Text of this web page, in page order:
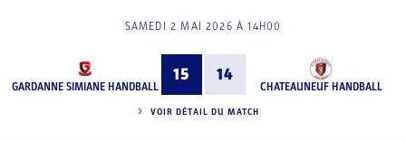
SAMEDI 2 MAI 2026 À 14H00
GARDANNE SIMIANE HANDBALL
15 14
CHATEAUNEUF HANDBALL
VOIR DÉTAIL DU MATCH